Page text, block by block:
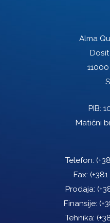
Alma
PIB:
Matični
Telefon:
Fax:
Prodaja:
Finansije:
Tehnika: